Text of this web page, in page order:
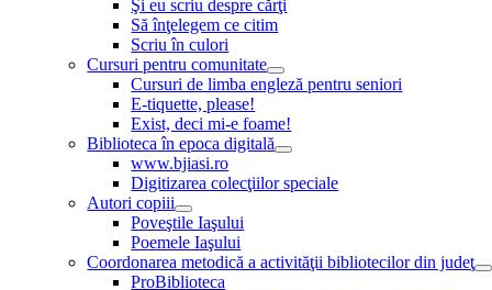
Şi eu scriu despre cărţi
Să înţelegem ce citim
Scriu în culori
Cursuri pentru comunitate
Cursuri de limba engleză pentru seniori
E-tiquette, please!
Exist, deci mi-e foame!
Biblioteca în epoca digitală
www.bjiasi.ro
Digitizarea colecţiilor speciale
Autori copiii
Poveştile Iaşului
Poemele Iaşului
Coordonarea metodică a activităţii bibliotecilor din judeţ
ProBiblioteca